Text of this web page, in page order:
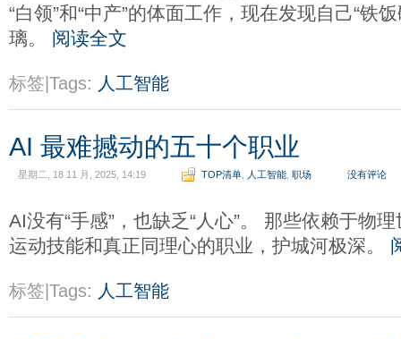
“白领”和“中产”的体面工作，现在发现自己“铁
璃。 阅读全文
标签|Tags: 人工智能
AI 最难撼动的五十个职业
星期二, 18 11 月, 2025, 14:19 TOP清单 人工智能 职场 没有评论
AI没有“手感”，也缺乏“人心”。 那些依赖于物
运动技能和真正同理心的职业，护城河极深。
标签|Tags: 人工智能